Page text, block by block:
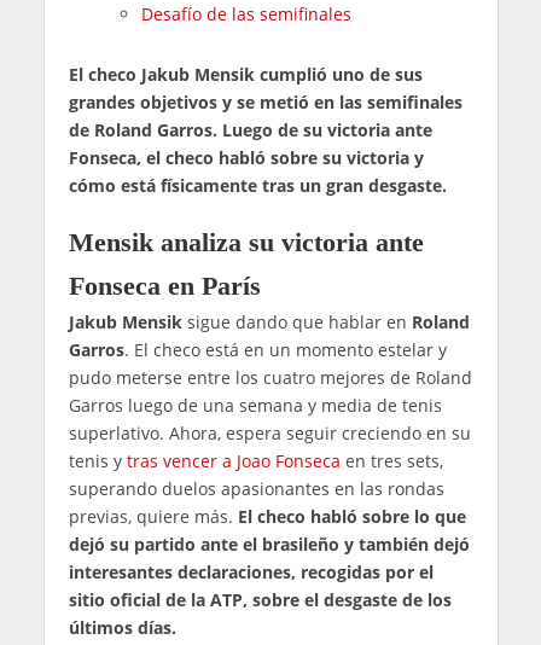
Desafío de las semifinales
El checo Jakub Mensik cumplió uno de sus
grandes objetivos y se metió en las semifinales
de Roland Garros. Luego de su victoria ante
Fonseca, el checo habló sobre su victoria y
cómo está físicamente tras un gran desgaste.
Mensik analiza su victoria ante
Fonseca en París
Jakub Mensiksigue dando que hablar en Roland
Garros. El checo está en un momento estelar y
pudo meterse entre los cuatro mejores de Roland
Garros luego de una semana y media de tenis
superlativo. Ahora, espera seguir creciendo en su
tenis y tras vencer a Joao Fonseca en tres sets,
superando duelos apasionantes en las rondas
previas, quiere más. El checo habló sobre lo que
dejó su partido ante el brasileño y también dejó
interesantes declaraciones, recogidas por el
sitio oficial de la ATP, sobre el desgaste de los
últimos días.